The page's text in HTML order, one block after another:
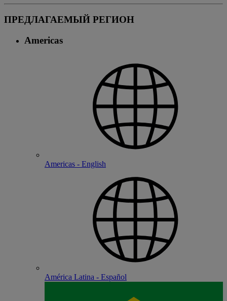
ПРЕДЛАГАЕМЫЙ РЕГИОН
Americas
Americas - English
América Latina - Español